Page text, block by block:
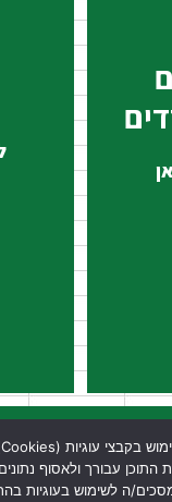
התוכן עבורך ולאסוף
ה לשימוש בעוגיות